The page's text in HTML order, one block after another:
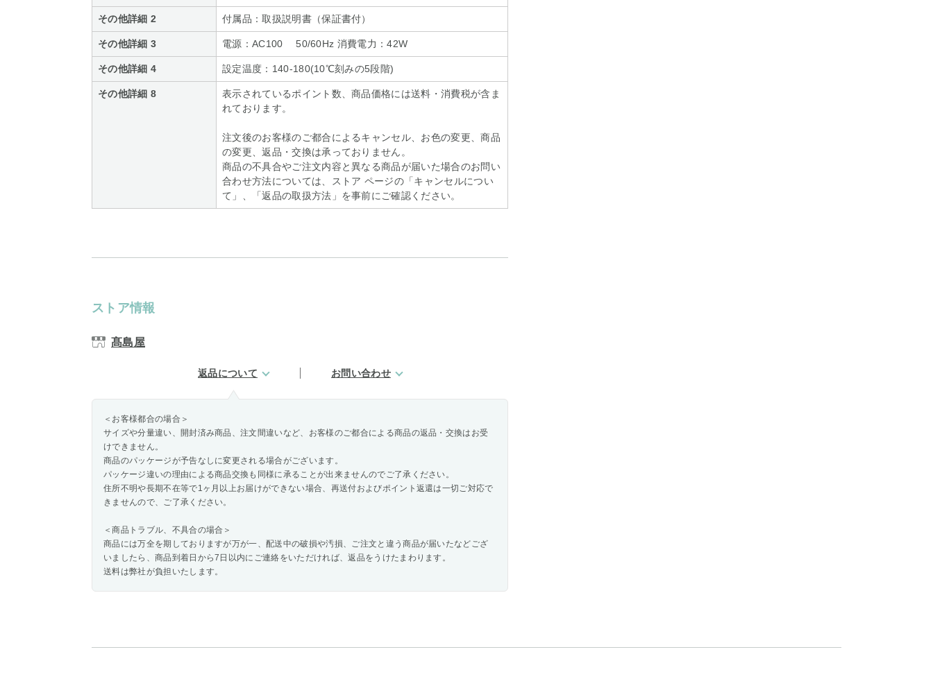
その他詳細 2 付属品：取扱説明書（保証書付）
その他詳細 3 電源：AC100 50/60Hz 消費電力：42W
その他詳細 4 設定温度：140-180(10℃刻みの5段階)
その他詳細 8
表示されているポイント数、商品価格には送料・消費税が含ま
れております。
注文後のお客様のご都合によるキャンセル、お色の変更、商品
の変更、返品・交換は承っておりません。
商品の不具合やご注文内容と異なる商品が届いた場合のお問い
合わせ方法については、ストア ページの「キャンセルについ
て」、「返品の取扱方法」を事前にご確認ください。
ストア情報
髙島屋
返品について お問い合わせ
＜お客様都合の場合＞
サイズや分量違い、開封済み商品、注文間違いなど、お客様のご都合による商品の返品・交換はお受
けできません。
商品のパッケージが予告なしに変更される場合がございます。
パッケージ違いの理由による商品交換も同様に承ることが出来ませんのでご了承ください。
住所不明や長期不在等で1ヶ月以上お届けができない場合、再送付およびポイント返還は一切ご対応で
きませんので、ご了承ください。
＜商品トラブル、不具合の場合＞
商品には万全を期しておりますが万が一、配送中の破損や汚損、ご注文と違う商品が届いたなどござ
いましたら、商品到着日から7日以内にご連絡をいただければ、返品をうけたまわります。
送料は弊社が負担いたします。